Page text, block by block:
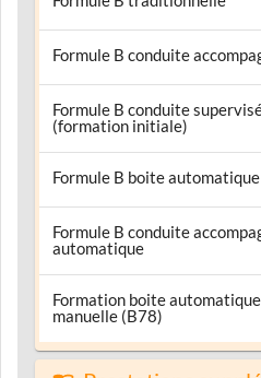
Formule B conduite
Formule B conduite
(formation initiale)
Formule B boite automatique
Formule B conduite
automatique
Formation boite
manuelle (B78)